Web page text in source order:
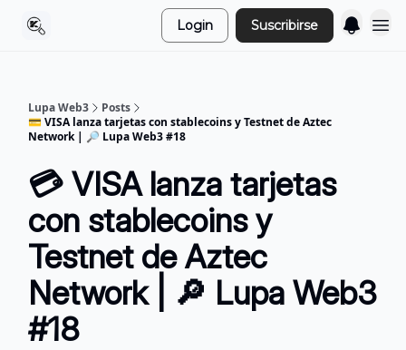
Login Suscribirse
Lupa Web3
Posts
💳 VISA lanza tarjetas con stablecoins y Testnet de Aztec
Network | 🔎 Lupa Web3 #18
💳 VISA lanza tarjetas
con stablecoins y
Testnet de Aztec
Network | 🔎 Lupa Web3
#18